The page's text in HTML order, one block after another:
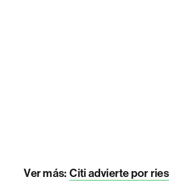
Ver más: Citi advierte por